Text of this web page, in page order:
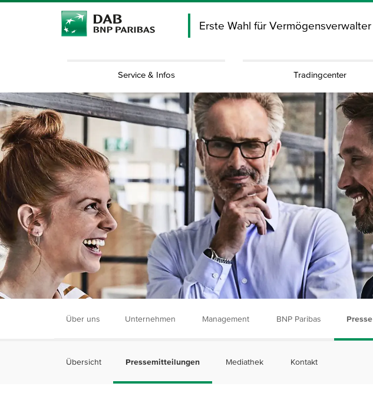
Erste Wahl für Vermögensverwalter
Service & Infos Tradingcenter
Über uns Unternehmen Management BNP Paribas Presse
Übersicht Pressemitteilungen Mediathek Kontakt